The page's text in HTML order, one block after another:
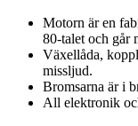
Motorn är en
80-talet och går
Växellåda,
missljud.
Bromsarna är i
All elektronik